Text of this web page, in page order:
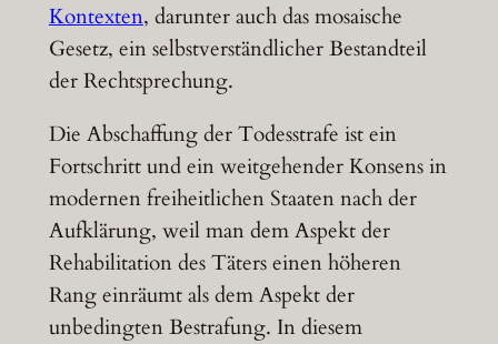
Kontexten, darunter auch das mosaische
Gesetz, ein selbstverständlicher Bestandteil
der Rechtsprechung.
Die Abschaffung der Todesstrafe ist ein
Fortschritt und ein weitgehender Konsens in
modernen freiheitlichen Staaten nach der
Aufklärung, weil man dem Aspekt der
Rehabilitation des Täters einen höheren
Rang einräumt als dem Aspekt der
unbedingten Bestrafung. In diesem